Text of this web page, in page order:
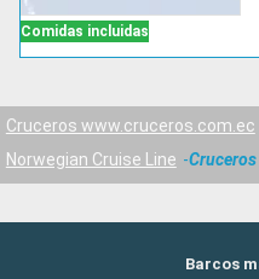
Comidas incluidas
Cruceros www.cruceros.com.ec
Norwegian Cruise Line
Barcos